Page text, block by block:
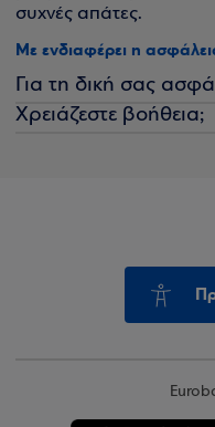
συχνές απάτες.
Με ενδιαφέρει η
Για τη δική σας
Χρειάζεστε βοήθεια;